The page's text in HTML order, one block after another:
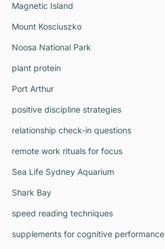
Magnetic Island
Mount Kosciuszko
Noosa National Park
plant protein
Port Arthur
positive discipline strategies
relationship check-in questions
remote work rituals for focus
Sea Life Sydney Aquarium
Shark Bay
speed reading techniques
supplements for cognitive performance